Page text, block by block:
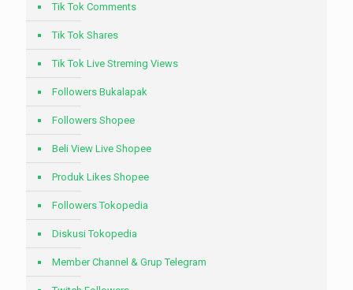
Tik Tok Comments
Tik Tok Shares
Tik Tok Live Streming Views
Followers Bukalapak
Followers Shopee
Beli View Live Shopee
Produk Likes Shopee
Followers Tokopedia
Diskusi Tokopedia
Member Channel & Grup Telegram